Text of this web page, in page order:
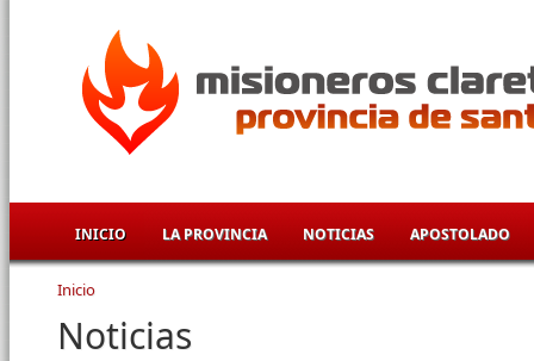
INICIO LA PROVINCIA NOTICIAS APOSTOLADO
Se encuentra usted aquí
Inicio
Noticias